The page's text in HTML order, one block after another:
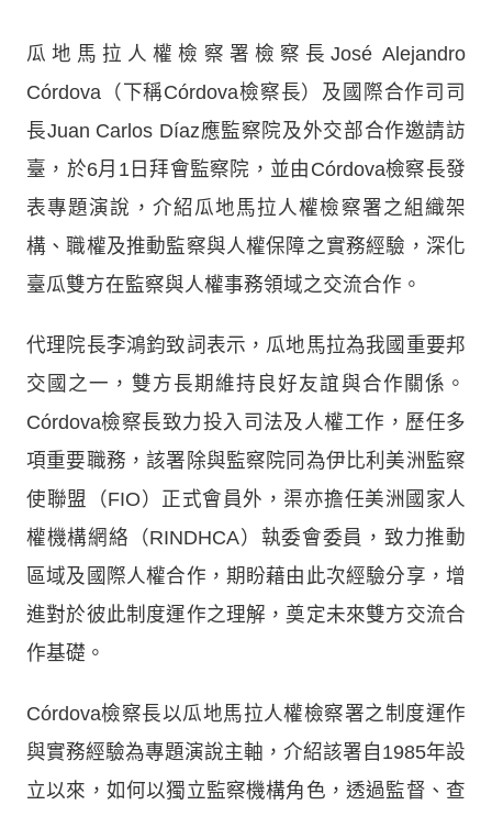
瓜地馬拉人權檢察署檢察長José Alejandro
Córdova（下稱Córdova檢察長）及國際合作司司
長Juan Carlos Díaz應監察院及外交部合作邀請訪
臺，於6月1日拜會監察院，並由Córdova檢察長發
表專題演說，介紹瓜地馬拉人權檢察署之組織架
構、職權及推動監察與人權保障之實務經驗，深化
臺瓜雙方在監察與人權事務領域之交流合作。
代理院長李鴻鈞致詞表示，瓜地馬拉為我國重要邦
交國之一，雙方長期維持良好友誼與合作關係。
Córdova檢察長致力投入司法及人權工作，歷任多
項重要職務，該署除與監察院同為伊比利美洲監察
使聯盟（FIO）正式會員外，渠亦擔任美洲國家人
權機構網絡（RINDHCA）執委會委員，致力推動
區域及國際人權合作，期盼藉由此次經驗分享，增
進對於彼此制度運作之理解，奠定未來雙方交流合
作基礎。
Córdova檢察長以瓜地馬拉人權檢察署之制度運作
與實務經驗為專題演說主軸，介紹該署自1985年設
立以來，如何以獨立監察機構角色，透過監督、查